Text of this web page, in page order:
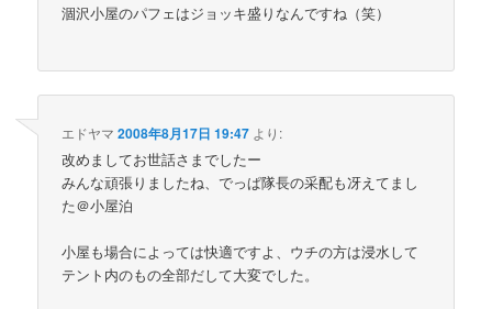
涸沢小屋のパフェはジョッキ盛りなんですね（笑）
エドヤマ 2008年8月17日 19:47 より:
改めましてお世話さまでしたー
みんな頑張りましたね、でっぱ隊長の采配も冴えてまし
た＠小屋泊
小屋も場合によっては快適ですよ、ウチの方は浸水して
テント内のもの全部だして大変でした。